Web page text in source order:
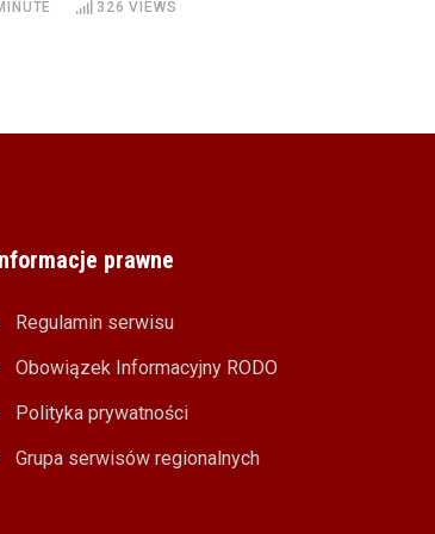
326 VIEWS
prawne
Regulamin serwisu
Obowiązek Informacyjny RODO
Polityka prywatności
Grupa serwisów regionalnych